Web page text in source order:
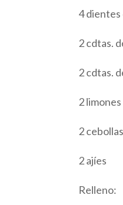
4 dientes
2 cdtas.
2 cdtas.
2 limones
2 cebollas
2 ajíes
Relleno: